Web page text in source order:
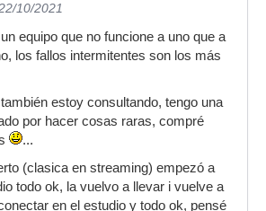
10/2021
equipo que no funcione a uno que a
los fallos intermitentes son los más
estoy consultando, tengo una
por hacer cosas raras, compré
...
(clasica en streaming) empezó a
todo ok, la vuelvo a llevar i vuelve a
en el estudio y todo ok, pensé